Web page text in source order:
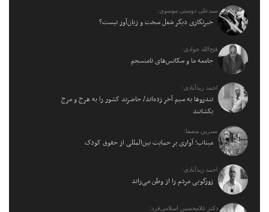
سیدعلی دوستی موسوی:
خبرنگاری دیگر شغل سخت و زیان‌آور نیست؟
فتح‌الله جوادی:
جامعه ما و سکانس‌های نامنسجم
احمد زیدآبادی:
تندروها به سیم آخر زده‌اند/ حاضرند کشور را به هرج و مرج
بکشانند
نسرین مصفا:
میناب؛ آواری بر حمایت بین‌المللی از حقوق کودک
احمد زیدآبادی:
زورگویی مردم را از وطن می‌راند
دکتر غلامحسین اسلامی‌فرد: